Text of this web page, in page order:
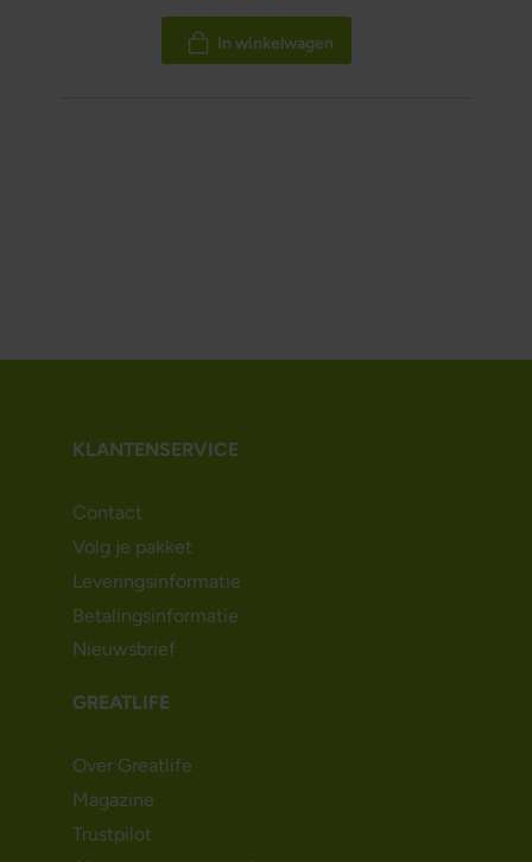
100%
In winkelwagen
KLANTENSERVICE
Contact
Volg je pakket
Leveringsinformatie
Betalingsinformatie
Nieuwsbrief
GREATLIFE
Over Greatlife
Magazine
Trustpilot